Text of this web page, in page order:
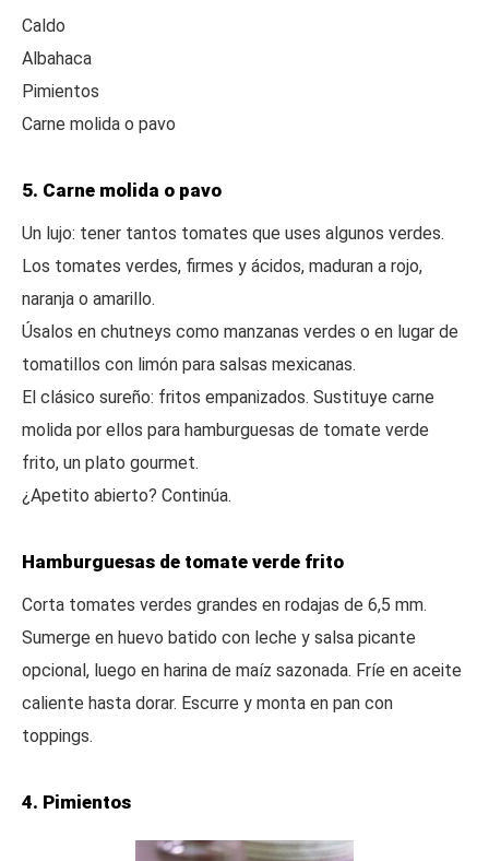
Caldo
Albahaca
Pimientos
Carne molida o pavo
5. Carne molida o pavo
Un lujo: tener tantos tomates que uses algunos verdes.
Los tomates verdes, firmes y ácidos, maduran a rojo,
naranja o amarillo.
Úsalos en chutneys como manzanas verdes o en lugar de
tomatillos con limón para salsas mexicanas.
El clásico sureño: fritos empanizados. Sustituye carne
molida por ellos para hamburguesas de tomate verde
frito, un plato gourmet.
¿Apetito abierto? Continúa.
Hamburguesas de tomate verde frito
Corta tomates verdes grandes en rodajas de 6,5 mm.
Sumerge en huevo batido con leche y salsa picante
opcional, luego en harina de maíz sazonada. Fríe en aceite
caliente hasta dorar. Escurre y monta en pan con
toppings.
4. Pimientos